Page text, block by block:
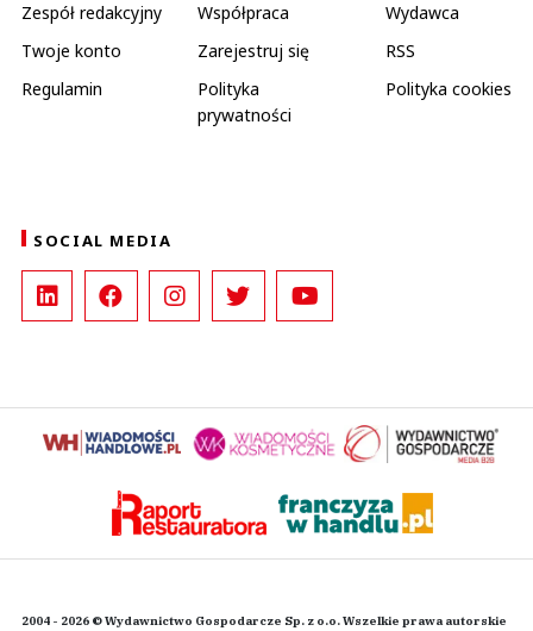
Zespół redakcyjny Współpraca
Wydawca
Twoje konto
Zarejestruj się
RSS
Regulamin
Polityka
prywatności
Polityka cookies
SOCIAL MEDIA
2004 - 2026 © Wydawnictwo Gospodarcze Sp. z o.o. Wszelkie prawa autorskie